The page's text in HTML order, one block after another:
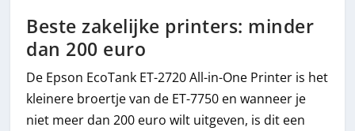
Beste zakelijke printers: minder
dan 200 euro
De Epson EcoTank ET-2720 All-in-One Printer is het
kleinere broertje van de ET-7750 en wanneer je
niet meer dan 200 euro wilt uitgeven, is dit een